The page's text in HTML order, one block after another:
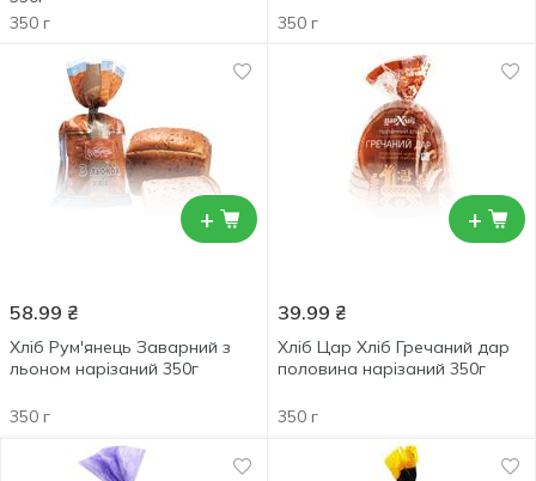
350 г
350 г
+
58.99 ₴
Хліб Рум'янець Заварний з
льоном нарізаний 350г
350 г
+
39.99 ₴
Хліб Цар Хліб Гречаний дар
половина нарізаний 350г
350 г